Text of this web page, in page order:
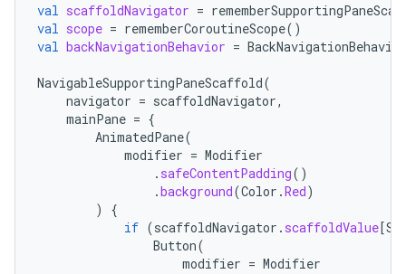
val scaffoldNavigator =
val scope = rememberCoroutineScope()
val backNavigationBehavior = BackNavigationBehavior
NavigableSupportingPaneScaffold(
navigator = scaffoldNavigator,
mainPane = {
AnimatedPane(
modifier = Modifier
. safeContentPadding()
.background(Color .Red)
)
{
if (scaffoldNavigator . scaffoldValue[
Button(
modifier = Modifier